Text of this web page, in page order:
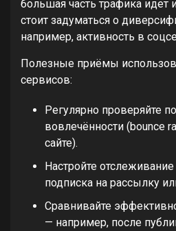
большая часть трафика идет
стоит задуматься о
например, активность в
Полезные приёмы
сервисов:
Регулярно проверяйте
вовлечённости (bounce
сайте).
Настройте
подписка на рассылку
Сравнивайте
— например, после